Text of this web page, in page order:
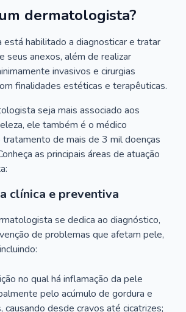
dermatologista?
habilitado a diagnosticar e tratar
seus anexos, além de realizar
invasivos e cirurgias
finalidades estéticas e terapêuticas.
seja mais associado aos
ele também é o médico
de mais de 3 mil doenças
as principais áreas de atuação
clínica e preventiva
se dedica ao diagnóstico,
de problemas que afetam pele,
no qual há inflamação da pele
pelo acúmulo de gordura e
causando desde cravos até cicatrizes;